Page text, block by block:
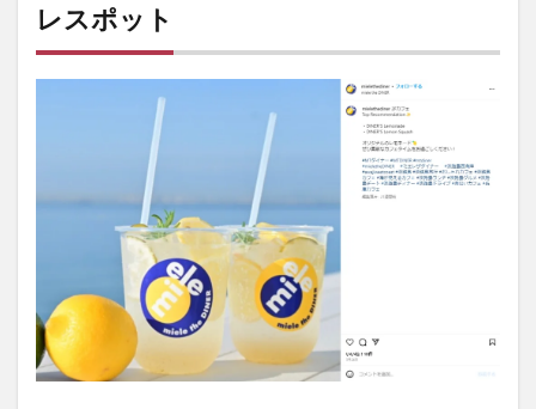
レスポット